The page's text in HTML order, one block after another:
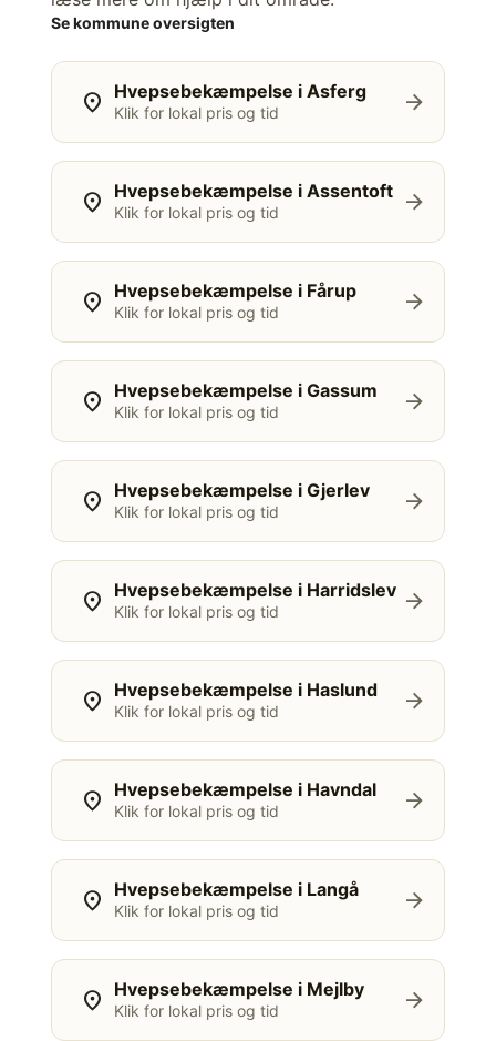
Se kommune oversigten
location_on Hvepsebekæmpelse i Asferg
Klik for lokal pris og tid arrow_forward
location_on Hvepsebekæmpelse i Assentoft
Klik for lokal pris og tid arrow_forward
location_on Hvepsebekæmpelse i Fårup
Klik for lokal pris og tid arrow_forward
location_on Hvepsebekæmpelse i Gassum
Klik for lokal pris og tid arrow_forward
location_on Hvepsebekæmpelse i Gjerlev
Klik for lokal pris og tid arrow_forward
location_on Hvepsebekæmpelse i Harridslev
Klik for lokal pris og tid arrow_forward
location_on Hvepsebekæmpelse i Haslund
Klik for lokal pris og tid arrow_forward
location_on Hvepsebekæmpelse i Havndal
Klik for lokal pris og tid arrow_forward
location_on Hvepsebekæmpelse i Langå
Klik for lokal pris og tid arrow_forward
location_on Hvepsebekæmpelse i Mejlby
Klik for lokal pris og tid arrow_forward